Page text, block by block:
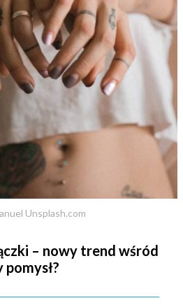
Unsplash.com
– nowy trend wśród